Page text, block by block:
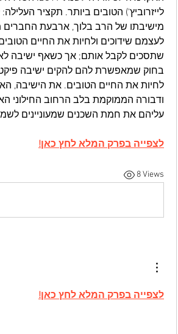
עליהם את חמת השכנים שמעוניינים
לצפייה בפרק המלא לחץ כאן!
8 Views
לצפייה בפרק המלא לחץ כאן!